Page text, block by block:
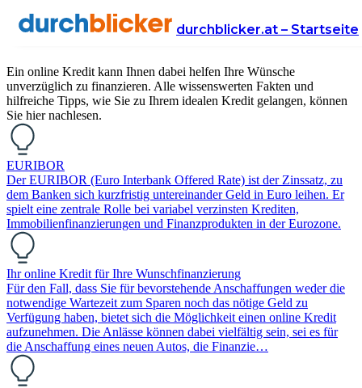
durchblicker.at – Startseite
Online Kredit
Ein online Kredit kann Ihnen dabei helfen Ihre Wünsche
unverzüglich zu finanzieren. Alle wissenswerten Fakten und
hilfreiche Tipps, wie Sie zu Ihrem idealen Kredit gelangen, können
Sie hier nachlesen.
EURIBOR
Der EURIBOR (Euro Interbank Offered Rate) ist der Zinssatz, zu
dem Banken sich kurzfristig untereinander Geld in Euro leihen. Er
spielt eine zentrale Rolle bei variabel verzinsten Krediten,
Immobilienfinanzierungen und Finanzprodukten in der Eurozone.
Ihr online Kredit für Ihre Wunschfinanzierung
Für den Fall, dass Sie für bevorstehende Anschaffungen weder die
notwendige Wartezeit zum Sparen noch das nötige Geld zu
Verfügung haben, bietet sich die Möglichkeit einen online Kredit
aufzunehmen. Die Anlässe können dabei vielfältig sein, sei es für
die Anschaffung eines neuen Autos, die Finanzie…